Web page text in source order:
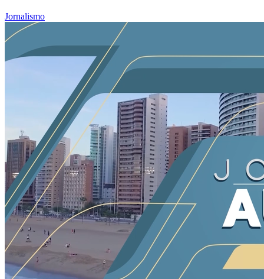
Jornalismo